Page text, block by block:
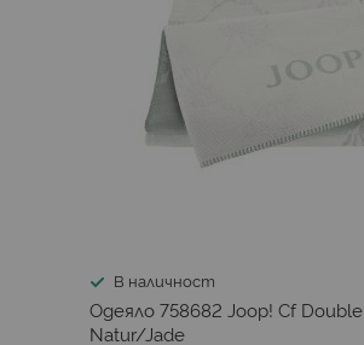
В наличност
Одеяло 758682 Joop! Cf Double
Natur/Jade